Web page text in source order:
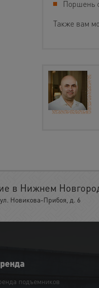
Поршень
Также вам
в Нижнем
Новикова-Прибоя, д. 6
подъемников